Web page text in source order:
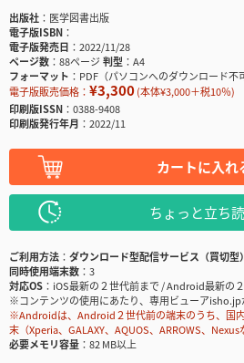
出版社
医学図書出版
電子版ISBN
電子版発売日
2022/11/28
ページ数
88ページ判型
A4
フォーマット
PDF（パソコンへのダウンロード不
電子版販売価格： ¥3,300(本体¥3,000＋税10％)
印刷版ISSN
0388-9408
印刷版発行年月
2022/11
カートに入れ
ちょっと立ち
ご利用方法
ダウンロード型配信サービス（買切型）
同時使用端末数
3
対応OS
iOS最新の２世代前まで / Android最新の
※コンテンツの使用にあたり、専用ビューアisho.jp
※Androidは、Android２世代前の端末のうち、国
末（Xperia、GALAXY、AQUOS、ARROWS、
必要メモリ容量
82 MB以上